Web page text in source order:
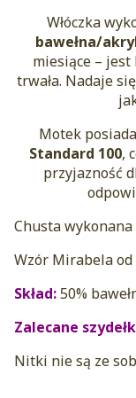
Włóczka
bawełna/
miesiące – jest
trwała. Nadaje
Motek posiada
Standard 100,
przyjazność
Chusta wykonana
Wzór Mirabela od
Skład:50%
Zalecane
Nitki nie są ze